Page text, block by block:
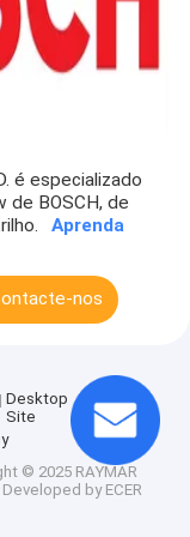
é especializado
de BOSCH, de
Aprenda
nos
Desktop
Site
© 2025 RAYMAR
Developed by ECER